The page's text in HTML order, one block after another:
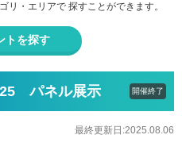
リ・エリアで 探すことができます。
トを探す
パネル展示 開催終了
最終更新日:2025.08.06